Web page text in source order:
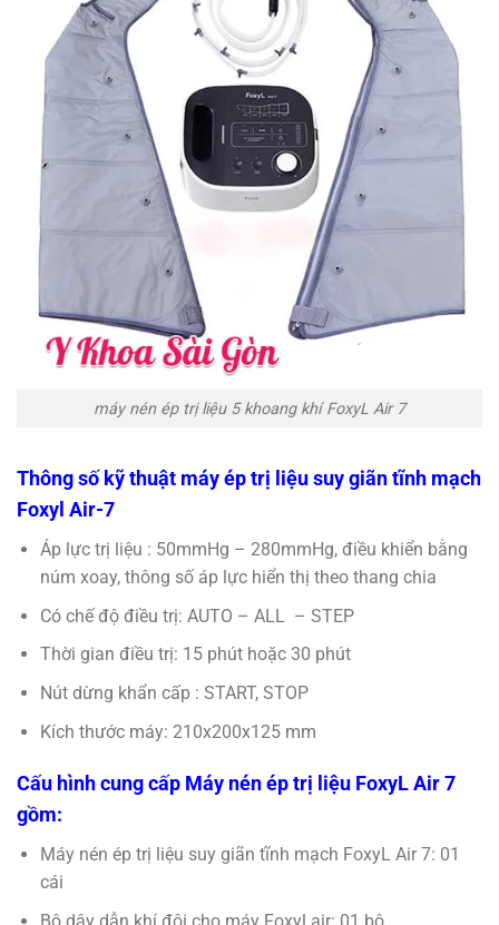
máy nén ép trị liệu 5 khoang khí FoxyL Air 7
Thông số kỹ thuật máy ép trị liệu suy giãn tĩnh mạch
Foxyl Air-7
Áp lực trị liệu : 50mmHg – 280mmHg, điều khiển bằng
núm xoay, thông số áp lực hiển thị theo thang chia
Có chế độ điều trị: AUTO – ALL – STEP
Thời gian điều trị: 15 phút hoặc 30 phút
Nút dừng khẩn cấp : START, STOP
Kích thước máy: 210x200x125 mm
Cấu hình cung cấp Máy nén ép trị liệu FoxyL Air 7
gồm:
Máy nén ép trị liệu suy giãn tĩnh mạch FoxyL Air 7: 01
cái